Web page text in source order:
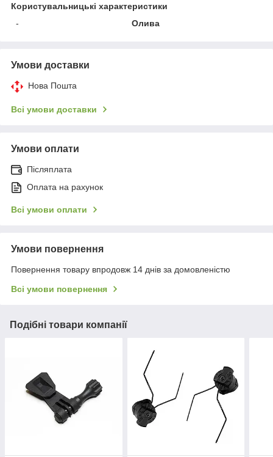
Користувальницькі характеристики
-
Олива
Умови доставки
Нова Пошта
Всі умови доставки
Умови оплати
Післяплата
Оплата на рахунок
Всі умови оплати
Умови повернення
Повернення товару впродовж 14 днів за домовленістю
Всі умови повернення
Подібні товари компанії